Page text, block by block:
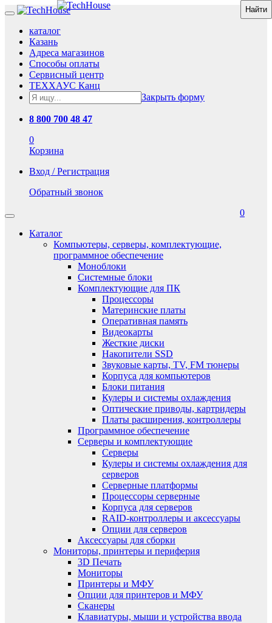
каталог
Казань
Адреса магазинов
Способы оплаты
Сервисный центр
ТЕХХАУС Канц
Закрыть форму
8 800 700 48 47
0
Корзина
Вход / Регистрация
Обратный звонок
0
Каталог
Компьютеры, серверы, комплектующие,
программное обеспечение
Моноблоки
Системные блоки
Комплектующие для ПК
Процессоры
Материнские платы
Оперативная память
Видеокарты
Жесткие диски
Накопители SSD
Звуковые карты, TV, FM тюнеры
Корпуса для компьютеров
Блоки питания
Кулеры и системы охлаждения
Оптические приводы, картридеры
Платы расширения, контроллеры
Программное обеспечение
Серверы и комплектующие
Серверы
Кулеры и системы охлаждения для
серверов
Серверные платформы
Процессоры серверные
Корпуса для серверов
RAID-контроллеры и аксессуары
Опции для серверов
Аксессуары для сборки
Мониторы, принтеры и периферия
3D Печать
Мониторы
Принтеры и МФУ
Опции для принтеров и МФУ
Сканеры
Клавиатуры, мыши и устройства ввода